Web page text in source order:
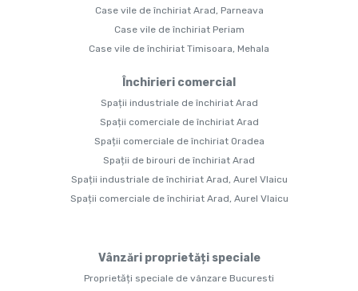
Case vile de închiriat Arad, Parneava
Case vile de închiriat Periam
Case vile de închiriat Timisoara, Mehala
Închirieri comercial
Spații industriale de închiriat Arad
Spații comerciale de închiriat Arad
Spații comerciale de închiriat Oradea
Spații de birouri de închiriat Arad
Spații industriale de închiriat Arad, Aurel Vlaicu
Spații comerciale de închiriat Arad, Aurel Vlaicu
Vânzări proprietăți speciale
Proprietăți speciale de vânzare Bucuresti